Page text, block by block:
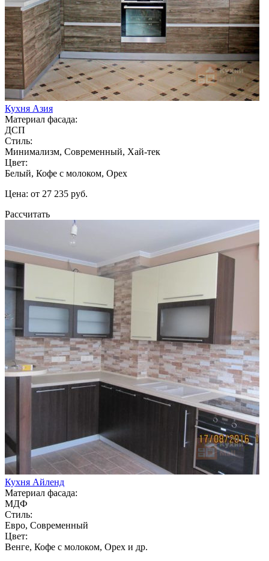
Кухня Азия
Материал фасада:
ДСП
Стиль:
Минимализм, Современный, Хай-тек
Цвет:
Белый, Кофе с молоком, Орех
Цена: от 27 235 руб.
Рассчитать
Кухня Айленд
Материал фасада:
МДФ
Стиль:
Евро, Современный
Цвет:
Венге, Кофе с молоком, Орех и др.